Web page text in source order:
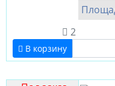
2
В корзину